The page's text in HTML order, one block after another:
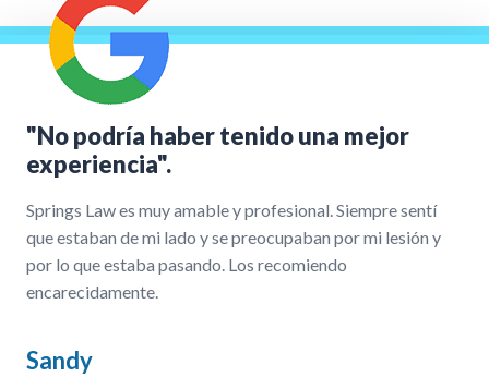
"No podría haber tenido una mejor
experiencia".
Springs Law es muy amable y profesional. Siempre sentí
que estaban de mi lado y se preocupaban por mi lesión y
por lo que estaba pasando. Los recomiendo
encarecidamente.
Sandy